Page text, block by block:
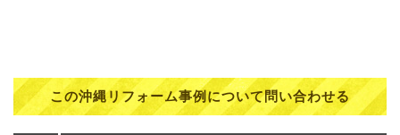
この沖縄リフォーム事例について問い合わせる